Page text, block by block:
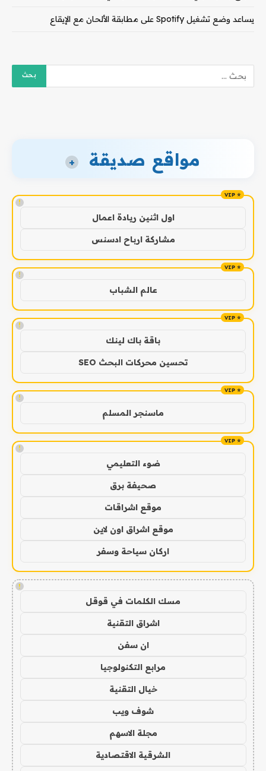
يساعد وضع تشغيل Spotify على مطابقة الألحان مع الإيقاع
مواقع صديقة +
!
اول اثنين ريادة اعمال
مشاركة ارباح ادسنس
!
عالم الشباب
!
باقة باك لينك
تحسين محركات البحث SEO
!
ماسنجر المسلم
!
ضوء التعليمي
صحيفة برق
موقع اشراقات
موقع اشراق اون لاين
اركان سياحة وسفر
!
مسك الكلمات في قوقل
اشراق التقنية
ان سفن
مرابع التكنولوجيا
خيال التقنية
شوف ويب
مجلة الاسهم
الشرقية الاقتصادية